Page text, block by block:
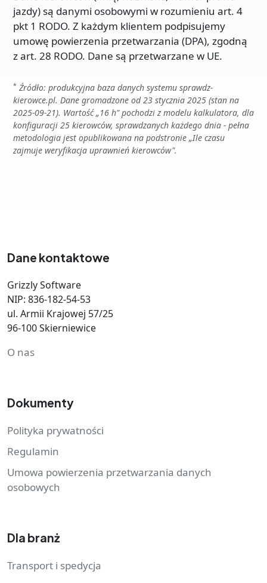
jazdy) są danymi osobowymi w rozumieniu art. 4
pkt 1 RODO. Z każdym klientem podpisujemy
umowę powierzenia przetwarzania (DPA), zgodną
z art. 28 RODO. Dane są przetwarzane w UE.
* Źródło: produkcyjna baza danych systemu sprawdz-
kierowce.pl. Dane gromadzone od 23 stycznia 2025 (stan na
2025-09-21). Wartość „16 h" pochodzi z modelu kalkulatora, dla
konfiguracji 25 kierowców, sprawdzanych każdego dnia - pełna
metodologia jest opublikowana na podstronie „Ile czasu
zajmuje weryfikacja uprawnień kierowców".
Dane kontaktowe
Grizzly Software
NIP: 836-182-54-53
ul. Armii Krajowej 57/25
96-100 Skierniewice
O nas
Dokumenty
Polityka prywatności
Regulamin
Umowa powierzenia przetwarzania danych
osobowych
Dla branż
Transport i spedycja